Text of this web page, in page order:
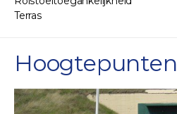
Terras
Hoogtepunten